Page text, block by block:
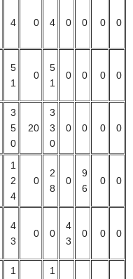
4 0 4 0 0 0 0
5
1
0
5
1
0 0 0 0
3
5
0
20
3
3
0
0 0 0 0
1
2
4
0
2
8
0
9
6
0 0
4
3
0 0
4
3
0 0 0
1
1